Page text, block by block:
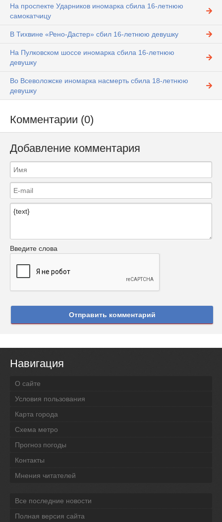
На проспекте Ударников иномарка сбила 16-летнюю
самокатчицу
В Тихвине «Рено-Дастер» сбил 16-летнюю девушку
На Пулковском шоссе иномарка сбила 16-летнюю
девушку
Во Всеволожске иномарка насмерть сбила 18-летнюю
девушку
Комментарии (0)
Добавление комментария
Введите слова
Отправить комментарий
Навигация
О сайте
Условия пользования
Карта города
Схема метро
Прогноз погоды
Контакты
Мнения читателей
Все последние новости
Полная версия сайта